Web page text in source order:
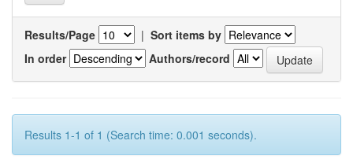
Results/Page | Sort items by
In order
Authors/record
Results 1-1 of 1 (Search time: 0.001 seconds).